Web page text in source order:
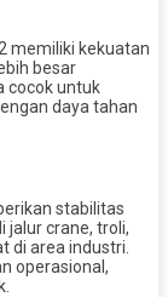
memiliki kekuatan
besar
cocok untuk
daya tahan
stabilitas
jalur crane, troli,
di area industri.
operasional,